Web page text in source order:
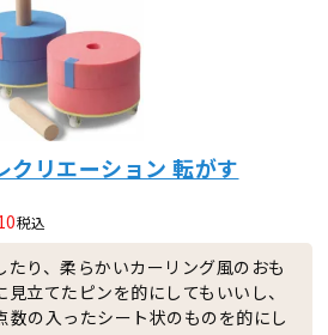
クリエーション 転がす
税込
り、柔らかいカーリング風のおも
立てたピンを的にしてもいいし、
数の入ったシート状のものを的にし